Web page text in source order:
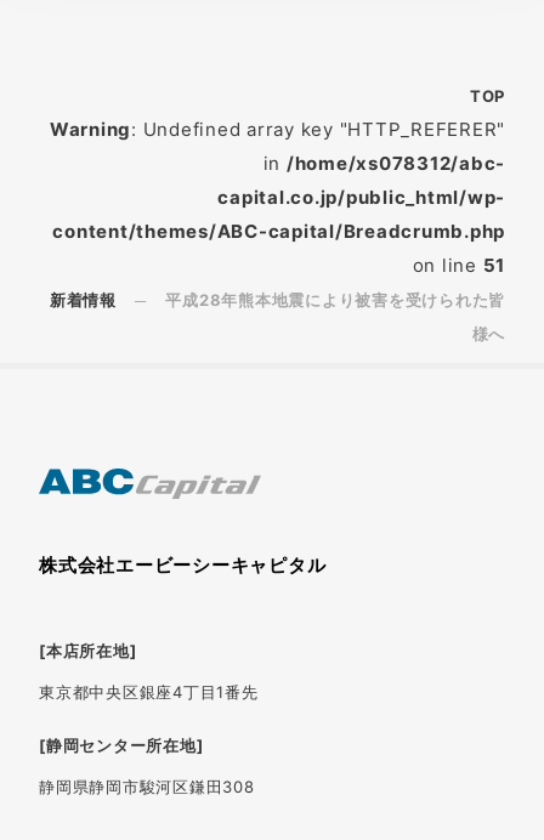
TOP
Warning: Undefined array key "HTTP_REFERER"
in /home/xs078312/abc-
capital.co.jp/public_html/wp-
content/themes/ABC-capital/Breadcrumb.php
on line 51
新着情報
平成28年熊本地震により被害を受けられた皆
様へ
株式会社エービーシーキャピタル
[本店所在地]
東京都中央区銀座4丁目1番先
[静岡センター所在地]
静岡県静岡市駿河区鎌田308